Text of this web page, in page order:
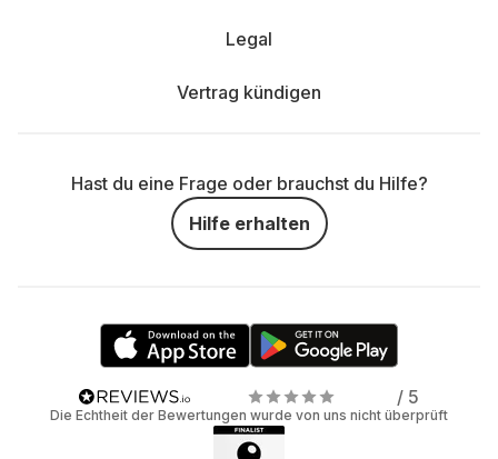
Legal
Vertrag kündigen
Hast du eine Frage oder brauchst du Hilfe?
Hilfe erhalten
/ 5
Die Echtheit der Bewertungen wurde von uns nicht überprüft